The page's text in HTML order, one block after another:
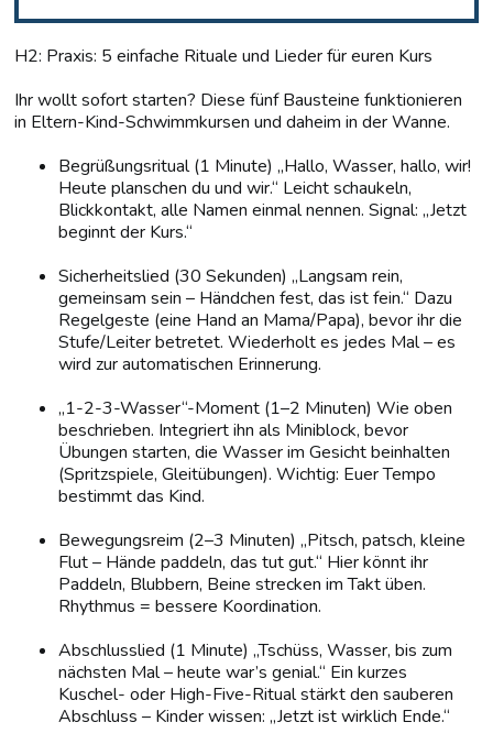
H2: Praxis: 5 einfache Rituale und Lieder für euren Kurs
Ihr wollt sofort starten? Diese fünf Bausteine funktionieren
in Eltern-Kind-Schwimmkursen und daheim in der Wanne.
Begrüßungsritual (1 Minute) „Hallo, Wasser, hallo, wir!
Heute planschen du und wir.“ Leicht schaukeln,
Blickkontakt, alle Namen einmal nennen. Signal: „Jetzt
beginnt der Kurs.“
Sicherheitslied (30 Sekunden) „Langsam rein,
gemeinsam sein – Händchen fest, das ist fein.“ Dazu
Regelgeste (eine Hand an Mama/Papa), bevor ihr die
Stufe/Leiter betretet. Wiederholt es jedes Mal – es
wird zur automatischen Erinnerung.
„1-2-3-Wasser“-Moment (1–2 Minuten) Wie oben
beschrieben. Integriert ihn als Miniblock, bevor
Übungen starten, die Wasser im Gesicht beinhalten
(Spritzspiele, Gleitübungen). Wichtig: Euer Tempo
bestimmt das Kind.
Bewegungsreim (2–3 Minuten) „Pitsch, patsch, kleine
Flut – Hände paddeln, das tut gut.“ Hier könnt ihr
Paddeln, Blubbern, Beine strecken im Takt üben.
Rhythmus = bessere Koordination.
Abschlusslied (1 Minute) „Tschüss, Wasser, bis zum
nächsten Mal – heute war’s genial.“ Ein kurzes
Kuschel- oder High-Five-Ritual stärkt den sauberen
Abschluss – Kinder wissen: „Jetzt ist wirklich Ende.“